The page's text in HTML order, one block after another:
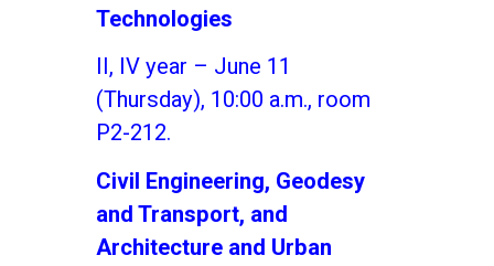
Technologies
II, IV year – June 11
(Thursday), 10:00 a.m., room
P2-212.
Civil Engineering, Geodesy
and Transport, and
Architecture and Urban